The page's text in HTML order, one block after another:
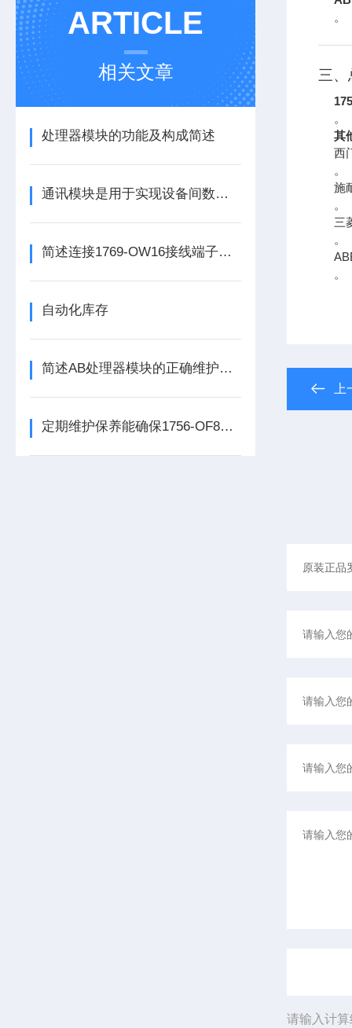
ARTICLE
相关文章
处理器模块的功能及构成简述
通讯模块是用于实现设备间数据传输与通信的集成化硬件组件
简述连接1769-OW16接线端子所需要注意的事项
自动化库存
简述AB处理器模块的正确维护保养方法
定期维护保养能确保1756-OF8处理器模块的长期稳定性
。
三、
。
其
西
。
施
。
三
。
。
请输入计